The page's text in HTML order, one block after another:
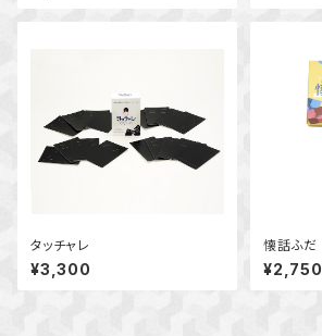
タッチャレ
¥3,300
懐話ふだ
¥2,750